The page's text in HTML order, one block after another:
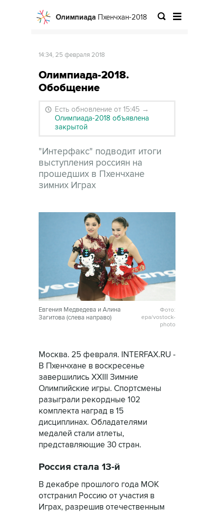
Олимпиада Пхенчхан-2018
14:34, 25 февраля 2018
Олимпиада-2018.
Обобщение
Есть обновление от 15:45 →
Олимпиада-2018 объявлена
закрытой
"Интерфакс" подводит итоги
выступления россиян на
прошедших в Пхенчхане
зимних Играх
Евгения Медведева и Алина
Загитова (слева направо)
Фото:
epa/vostock-
photo
Москва. 25 февраля. INTERFAX.RU -
В Пхенчхане в воскресенье
завершились XXIII Зимние
Олимпийские игры. Спортсмены
разыграли рекордные 102
комплекта наград в 15
дисциплинах. Обладателями
медалей стали атлеты,
представляющие 30 стран.
Россия стала 13-й
В декабре прошлого года МОК
отстранил Россию от участия в
Играх, разрешив отечественным